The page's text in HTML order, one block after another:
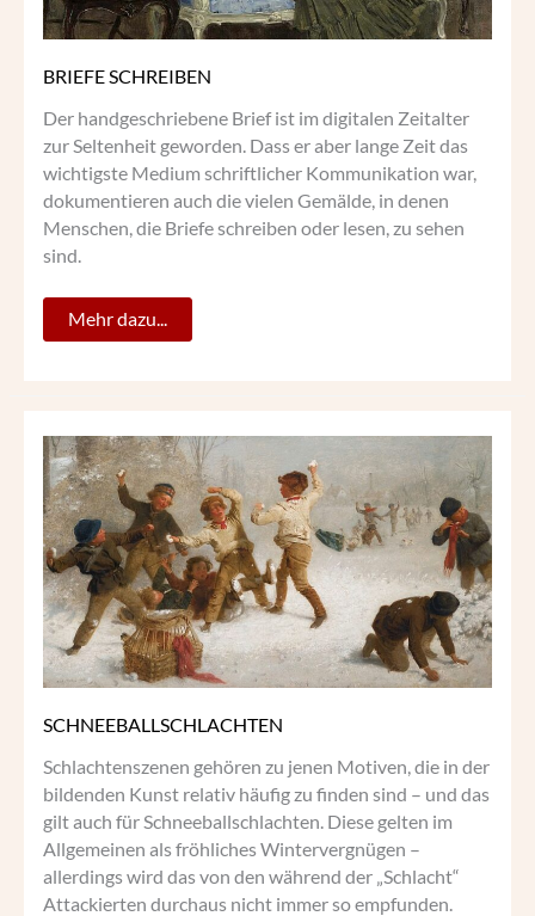
BRIEFE SCHREIBEN
Der handgeschriebene Brief ist im digitalen Zeitalter
zur Seltenheit geworden. Dass er aber lange Zeit das
wichtigste Medium schriftlicher Kommunikation war,
dokumentieren auch die vielen Gemälde, in denen
Menschen, die Briefe schreiben oder lesen, zu sehen
sind.
Mehr dazu...
SCHNEEBALLSCHLACHTEN
Schlachtenszenen gehören zu jenen Motiven, die in der
bildenden Kunst relativ häufig zu finden sind – und das
gilt auch für Schneeballschlachten. Diese gelten im
Allgemeinen als fröhliches Wintervergnügen –
allerdings wird das von den während der „Schlacht“
Attackierten durchaus nicht immer so empfunden.
SCHNEEBALLSCHLACHTEN